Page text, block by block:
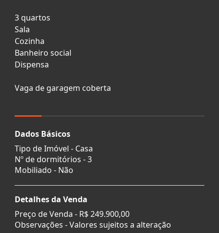
3 quartos
Sala
Cozinha
Banheiro social
Dispensa
Vaga de garagem coberta
Dados Básicos
Tipo de Imóvel - Casa
Nº de dormitórios - 3
Mobiliado - Não
Detalhes da Venda
Preço de Venda - R$ 249.900,00
Observações - Valores sujeitos a alteração